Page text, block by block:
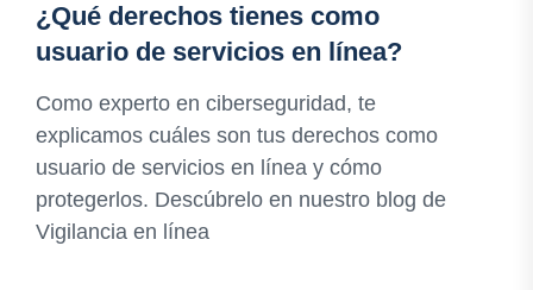
¿Qué derechos tienes como
usuario de servicios en línea?
Como experto en ciberseguridad, te
explicamos cuáles son tus derechos como
usuario de servicios en línea y cómo
protegerlos. Descúbrelo en nuestro blog de
Vigilancia en línea